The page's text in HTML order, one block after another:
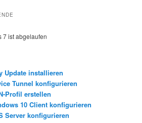
7 ist abgelaufen
Update installieren
Tunnel konfigurieren
Profil erstellen
10 Client konfigurieren
Server konfigurieren